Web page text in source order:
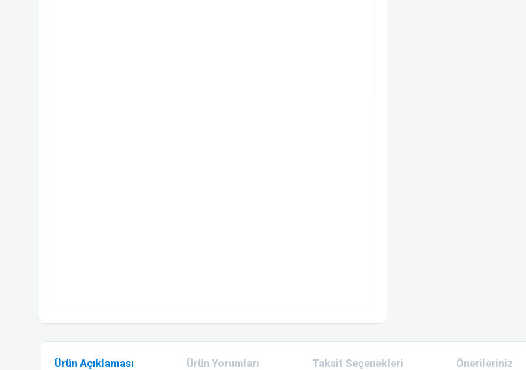
Ürün Açıklaması Ürün Yorumları Taksit Seçenekleri Önerileriniz